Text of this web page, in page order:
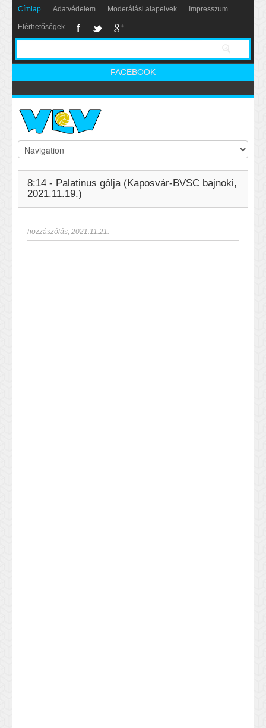
Címlap Adatvédelem Moderálási alapelvek Impresszum
Elérhetőségek
FACEBOOK
8:14 - Palatinus gólja (Kaposvár-BVSC bajnoki,
2021.11.19.)
hozzászólás, 2021.11.21.